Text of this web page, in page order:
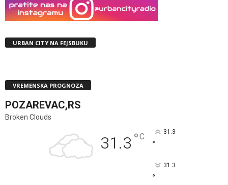
URBAN CITY NA FEJSBUKU
VREMENSKA PROGNOZA
POZAREVAC,RS
Broken Clouds
31.3 °C 31.3
°
31.3
°